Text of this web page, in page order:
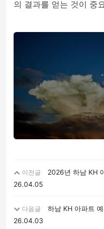
의 결과를 얻는 것이 중
이전글
2026년 하남 KH
26.04.05
다음글
하남 KH 아파트
26.04.03